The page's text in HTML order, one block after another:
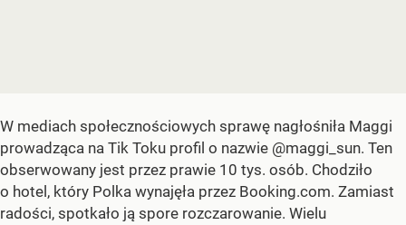
W mediach społecznościowych sprawę nagłośniła Maggi
prowadząca na Tik Toku profil o nazwie @maggi_sun. Ten
obserwowany jest przez prawie 10 tys. osób. Chodziło
o hotel, który Polka wynajęła przez Booking.com. Zamiast
radości, spotkało ją spore rozczarowanie. Wielu